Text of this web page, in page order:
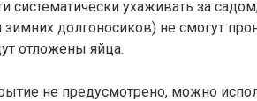
систематически ухаживать за
долгоносиков) не смогут
отложены яйца.
не предусмотрено, можно